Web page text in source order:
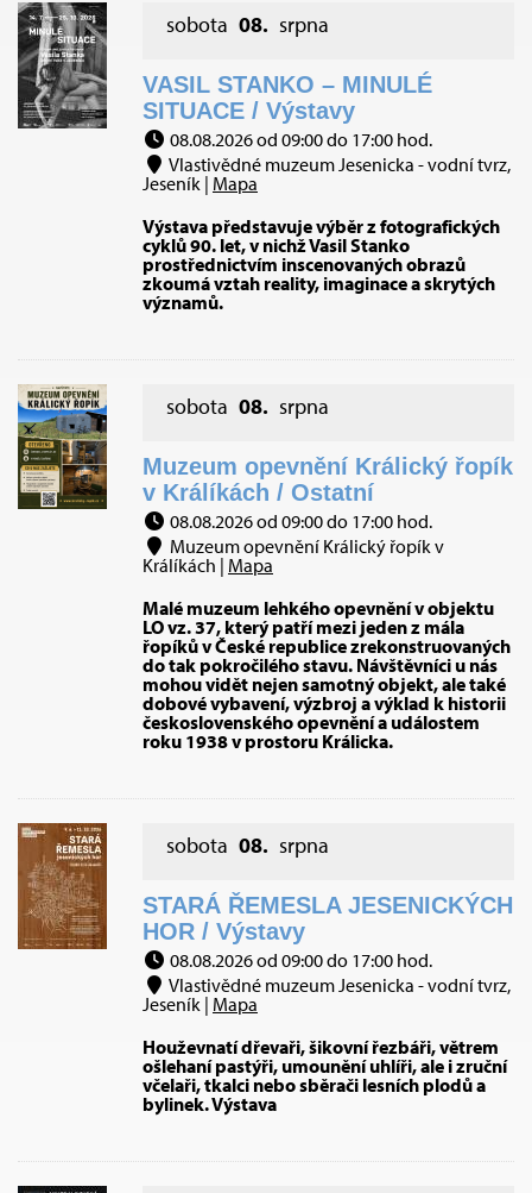
sobota 08. srpna
VASIL STANKO – MINULÉ
SITUACE / Výstavy
08.08.2026 od 09:00 do 17:00 hod.
Vlastivědné muzeum Jesenicka - vodní tvrz,
Jeseník | Mapa
Výstava představuje výběr z fotografických
cyklů 90. let, v nichž Vasil Stanko
prostřednictvím inscenovaných obrazů
zkoumá vztah reality, imaginace a skrytých
významů.
sobota 08. srpna
Muzeum opevnění Králický řopík
v Králíkách / Ostatní
08.08.2026 od 09:00 do 17:00 hod.
Muzeum opevnění Králický řopík v
Králíkách | Mapa
Malé muzeum lehkého opevnění v objektu
LO vz. 37, který patří mezi jeden z mála
řopíků v České republice zrekonstruovaných
do tak pokročilého stavu. Návštěvníci u nás
mohou vidět nejen samotný objekt, ale také
dobové vybavení, výzbroj a výklad k historii
československého opevnění a událostem
roku 1938 v prostoru Králicka.
sobota 08. srpna
STARÁ ŘEMESLA JESENICKÝCH
HOR / Výstavy
08.08.2026 od 09:00 do 17:00 hod.
Vlastivědné muzeum Jesenicka - vodní tvrz,
Jeseník | Mapa
Houževnatí dřevaři, šikovní řezbáři, větrem
ošlehaní pastýři, umounění uhlíři, ale i zruční
včelaři, tkalci nebo sběrači lesních plodů a
bylinek. Výstava